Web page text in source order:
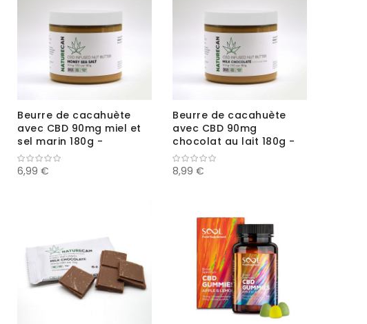
Beurre de cacahuète
avec CBD 90mg miel et
sel marin 180g -
Naturecan
6,99 €
Beurre de cacahuète
avec CBD 90mg
chocolat au lait 180g -
Naturecan
8,99 €